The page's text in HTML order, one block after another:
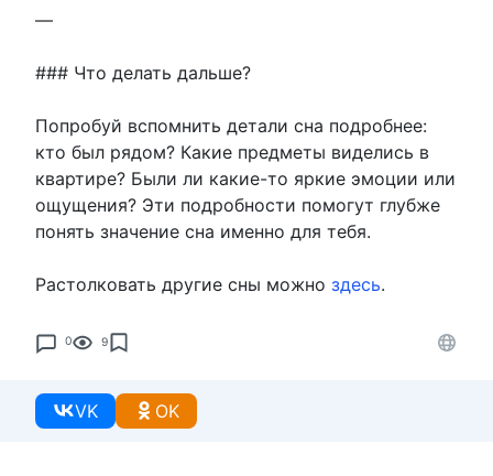
—
### Что делать дальше?
Попробуй вспомнить детали сна подробнее:
кто был рядом? Какие предметы виделись в
квартире? Были ли какие-то яркие эмоции или
ощущения? Эти подробности помогут глубже
понять значение сна именно для тебя.
Растолковать другие сны можно здесь.
0 9
VK OK